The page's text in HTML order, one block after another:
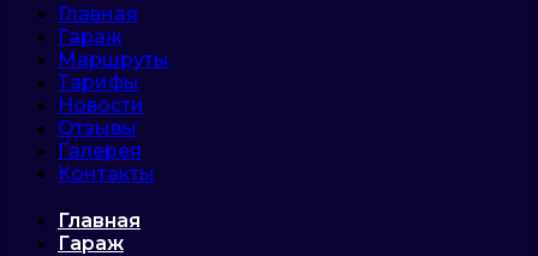
Главная
Гараж
Маршруты
Тарифы
Новости
Отзывы
Галерея
Контакты
Главная
Гараж